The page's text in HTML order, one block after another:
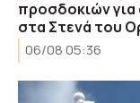
προσδοκιών
στα Στενά του
06/08 05:36